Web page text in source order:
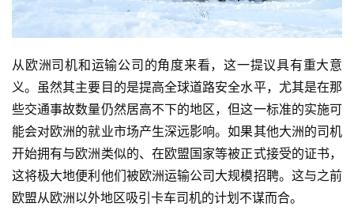
首
页
独
从欧洲司机和运输公司的角度来看，这一提议具有重大意
义。虽然其主要目的是提高全球道路安全水平，尤其是在那
些交通事故数量仍然居高不下的地区，但这一标准的实施可
能会对欧洲的就业市场产生深远影响。如果其他大洲的司机
开始拥有与欧洲类似的、在欧盟国家等被正式接受的证书，
这将极大地便利他们被欧洲运输公司大规模招聘。这与之前
欧盟从欧洲以外地区吸引卡车司机的计划不谋而合。